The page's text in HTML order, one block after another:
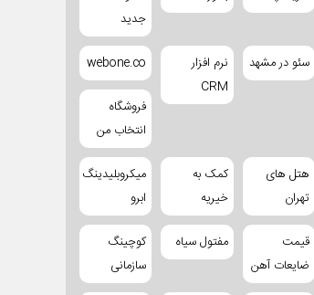
جدید
سئو در مشهد
نرم افزار
CRM
webone.co
فروشگاه
انتخاب من
هتل های
تهران
کمک به
خیریه
میکروبلیدینگ
ابرو
قیمت
ضایعات آهن
مفتول سیاه
کوچینگ
سازمانی